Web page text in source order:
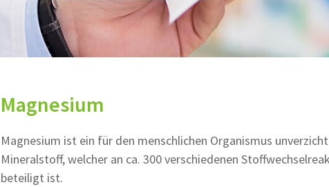
Magnesium
Magnesium ist ein für den menschlichen Organismus
Mineralstoff, welcher an ca. 300 verschiedenen
beteiligt ist.